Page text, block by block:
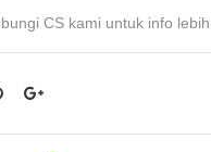
CS kami untuk info lebih